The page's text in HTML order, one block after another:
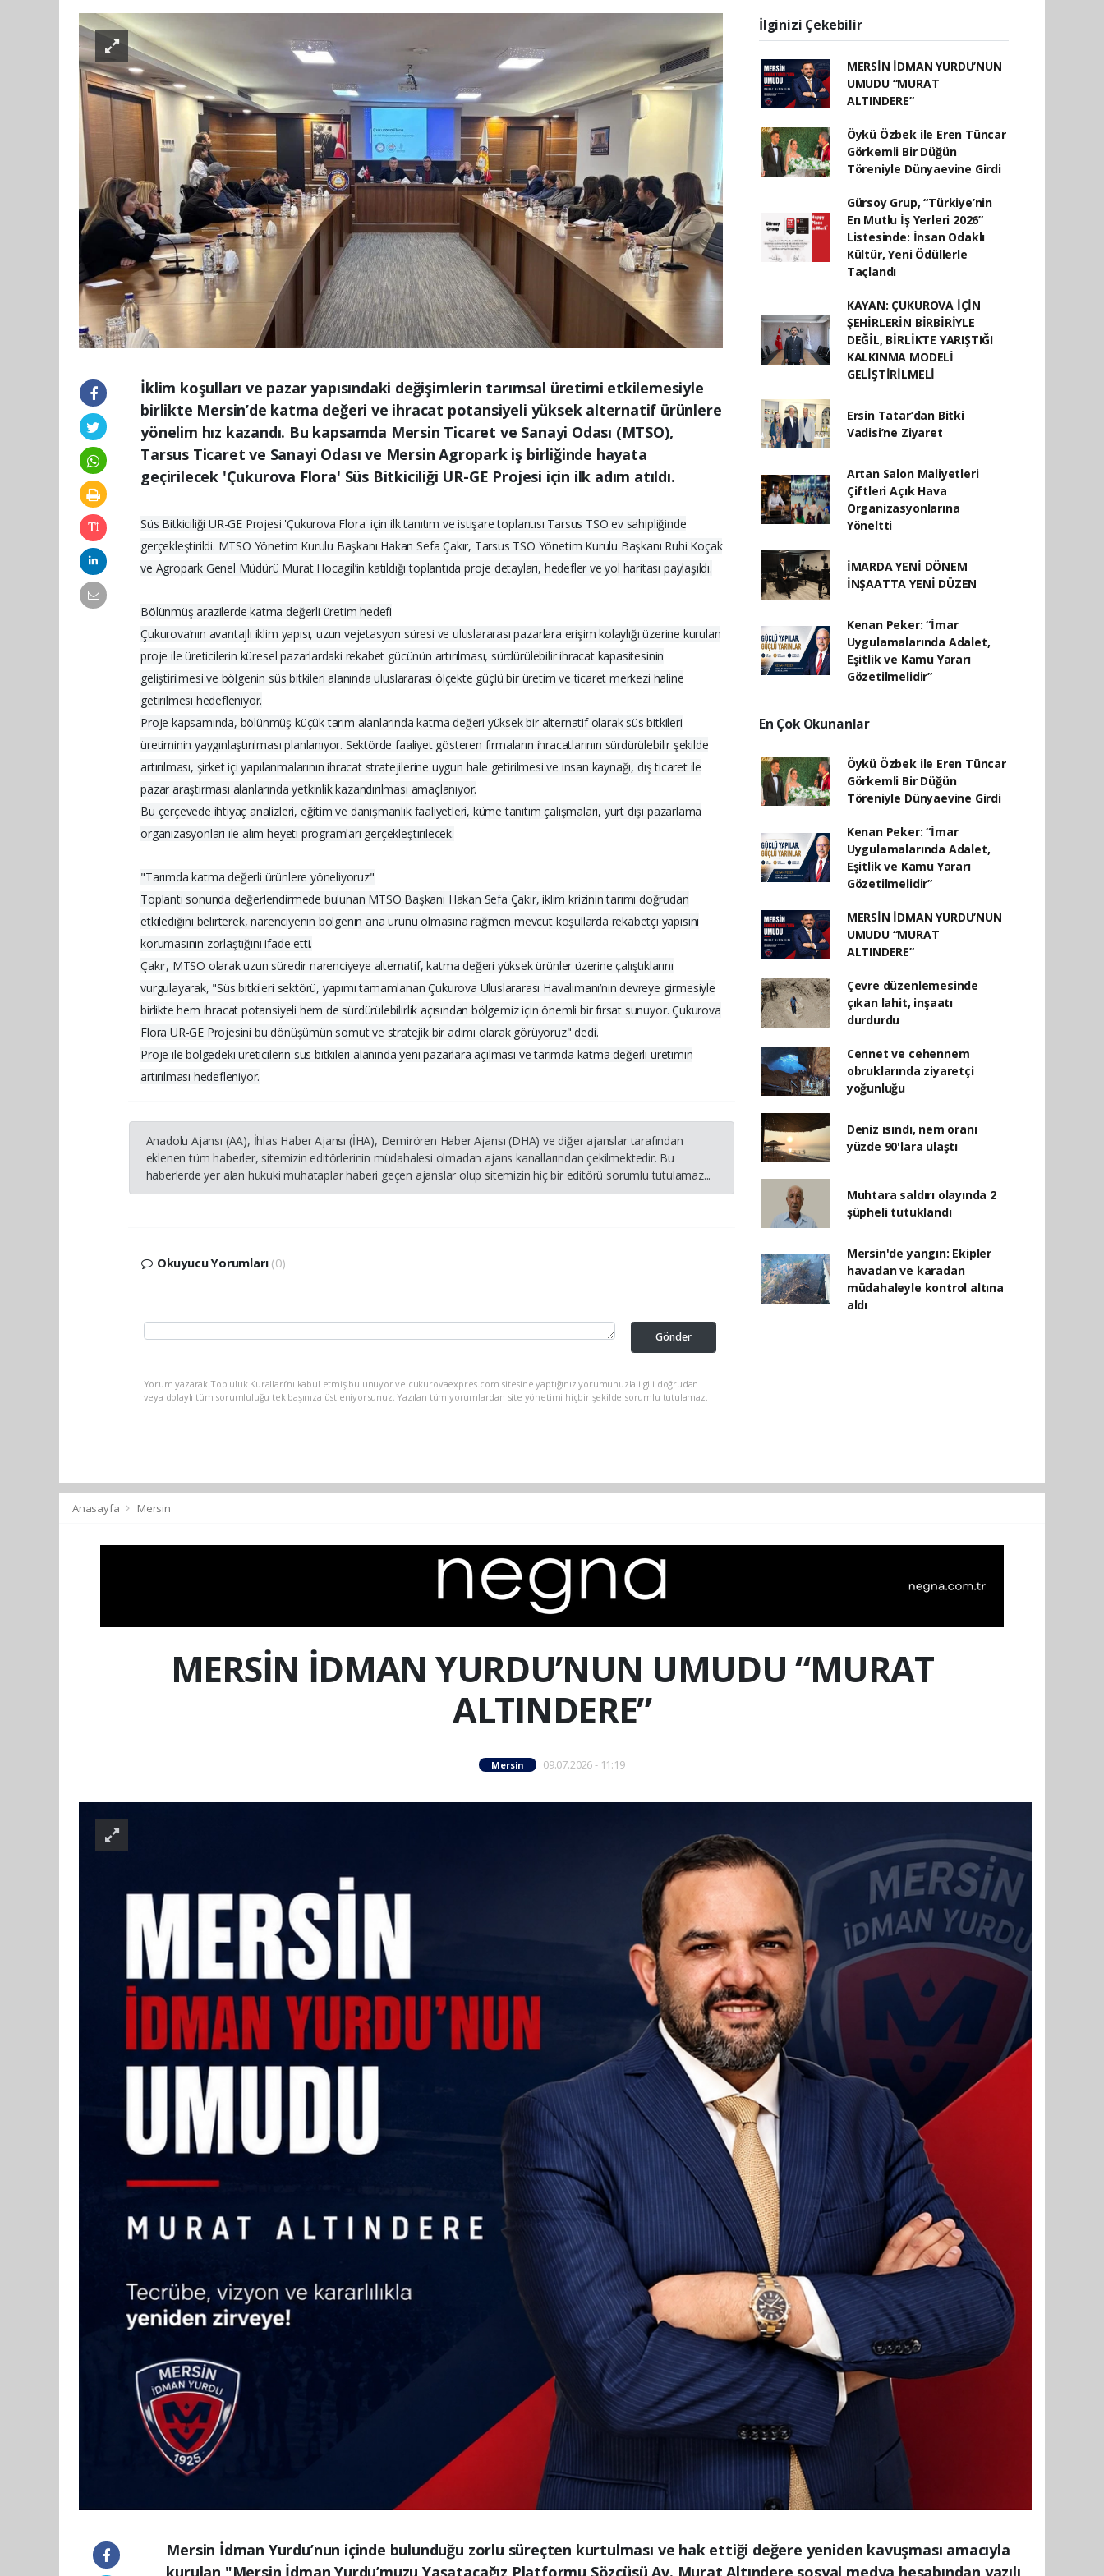
İklim koşulları ve pazar yapısındaki değişimlerin tarımsal üretimi etkilemesiyle
birlikte Mersin’de katma değeri ve ihracat potansiyeli yüksek alternatif ürünlere
yönelim hız kazandı. Bu kapsamda Mersin Ticaret ve Sanayi Odası (MTSO),
Tarsus Ticaret ve Sanayi Odası ve Mersin Agropark iş birliğinde hayata
geçirilecek 'Çukurova Flora' Süs Bitkiciliği UR-GE Projesi için ilk adım atıldı.
Süs Bitkiciliği UR-GE Projesi 'Çukurova Flora' için ilk tanıtım ve istişare toplantısı Tarsus TSO ev sahipliğinde
gerçekleştirildi. MTSO Yönetim Kurulu Başkanı Hakan Sefa Çakır, Tarsus TSO Yönetim Kurulu Başkanı Ruhi Koçak
ve Agropark Genel Müdürü Murat Hocagil’in katıldığı toplantıda proje detayları, hedefler ve yol haritası paylaşıldı.
Bölünmüş arazilerde katma değerli üretim hedefi
Çukurova’nın avantajlı iklim yapısı, uzun vejetasyon süresi ve uluslararası pazarlara erişim kolaylığı üzerine kurulan
proje ile üreticilerin küresel pazarlardaki rekabet gücünün artırılması, sürdürülebilir ihracat kapasitesinin
geliştirilmesi ve bölgenin süs bitkileri alanında uluslararası ölçekte güçlü bir üretim ve ticaret merkezi haline
getirilmesi hedefleniyor.
Proje kapsamında, bölünmüş küçük tarım alanlarında katma değeri yüksek bir alternatif olarak süs bitkileri
üretiminin yaygınlaştırılması planlanıyor. Sektörde faaliyet gösteren firmaların ihracatlarının sürdürülebilir şekilde
artırılması, şirket içi yapılanmalarının ihracat stratejilerine uygun hale getirilmesi ve insan kaynağı, dış ticaret ile
pazar araştırması alanlarında yetkinlik kazandırılması amaçlanıyor.
Bu çerçevede ihtiyaç analizleri, eğitim ve danışmanlık faaliyetleri, küme tanıtım çalışmaları, yurt dışı pazarlama
organizasyonları ile alım heyeti programları gerçekleştirilecek.
"Tarımda katma değerli ürünlere yöneliyoruz"
Toplantı sonunda değerlendirmede bulunan MTSO Başkanı Hakan Sefa Çakır, iklim krizinin tarımı doğrudan
etkilediğini belirterek, narenciyenin bölgenin ana ürünü olmasına rağmen mevcut koşullarda rekabetçi yapısını
korumasının zorlaştığını ifade etti.
Çakır, MTSO olarak uzun süredir narenciyeye alternatif, katma değeri yüksek ürünler üzerine çalıştıklarını
vurgulayarak, "Süs bitkileri sektörü, yapımı tamamlanan Çukurova Uluslararası Havalimanı’nın devreye girmesiyle
birlikte hem ihracat potansiyeli hem de sürdürülebilirlik açısından bölgemiz için önemli bir fırsat sunuyor. Çukurova
Flora UR-GE Projesini bu dönüşümün somut ve stratejik bir adımı olarak görüyoruz" dedi.
Proje ile bölgedeki üreticilerin süs bitkileri alanında yeni pazarlara açılması ve tarımda katma değerli üretimin
artırılması hedefleniyor.
Anadolu Ajansı (AA), İhlas Haber Ajansı (İHA), Demirören Haber Ajansı (DHA) ve diğer ajanslar tarafından
eklenen tüm haberler, sitemizin editörlerinin müdahalesi olmadan ajans kanallarından çekilmektedir. Bu
haberlerde yer alan hukuki muhataplar haberi geçen ajanslar olup sitemizin hiç bir editörü sorumlu tutulamaz...
Okuyucu Yorumları (0)
Gönder
Yorum yazarak Topluluk Kuralları’nı kabul etmiş bulunuyor ve cukurovaexpres.com sitesine yaptığınız yorumunuzla ilgili doğrudan
veya dolaylı tüm sorumluluğu tek başınıza üstleniyorsunuz. Yazılan tüm yorumlardan site yönetimi hiçbir şekilde sorumlu tutulamaz.
İlginizi Çekebilir
MERSİN İDMAN YURDU’NUN
UMUDU “MURAT
ALTINDERE”
Öykü Özbek ile Eren Tüncar
Görkemli Bir Düğün
Töreniyle Dünyaevine Girdi
Gürsoy Grup, “Türkiye’nin
En Mutlu İş Yerleri 2026”
Listesinde: İnsan Odaklı
Kültür, Yeni Ödüllerle
Taçlandı
KAYAN: ÇUKUROVA İÇİN
ŞEHİRLERİN BİRBİRİYLE
DEĞİL, BİRLİKTE YARIŞTIĞI
KALKINMA MODELİ
GELİŞTİRİLMELİ
Ersin Tatar’dan Bitki
Vadisi’ne Ziyaret
Artan Salon Maliyetleri
Çiftleri Açık Hava
Organizasyonlarına
Yöneltti
İMARDA YENİ DÖNEM
İNŞAATTA YENİ DÜZEN
Kenan Peker: “İmar
Uygulamalarında Adalet,
Eşitlik ve Kamu Yararı
Gözetilmelidir”
En Çok Okunanlar
Öykü Özbek ile Eren Tüncar
Görkemli Bir Düğün
Töreniyle Dünyaevine Girdi
Kenan Peker: “İmar
Uygulamalarında Adalet,
Eşitlik ve Kamu Yararı
Gözetilmelidir”
MERSİN İDMAN YURDU’NUN
UMUDU “MURAT
ALTINDERE”
Çevre düzenlemesinde
çıkan lahit, inşaatı
durdurdu
Cennet ve cehennem
obruklarında ziyaretçi
yoğunluğu
Deniz ısındı, nem oranı
yüzde 90'lara ulaştı
Muhtara saldırı olayında 2
şüpheli tutuklandı
Mersin'de yangın: Ekipler
havadan ve karadan
müdahaleyle kontrol altına
aldı
Anasayfa Mersin
MERSİN İDMAN YURDU’NUN UMUDU “MURAT
ALTINDERE”
Mersin 09.07.2026 - 11:19
Mersin İdman Yurdu’nun içinde bulunduğu zorlu süreçten kurtulması ve hak ettiği değere yeniden kavuşması amacıyla
kurulan "Mersin İdman Yurdu’muzu Yaşatacağız Platformu Sözcüsü Av. Murat Altındere sosyal medya hesabından yazılı